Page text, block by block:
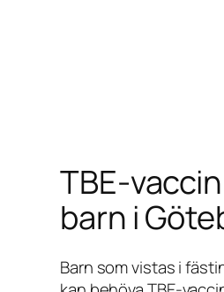
TBE-
barn i
Barn som vistas i